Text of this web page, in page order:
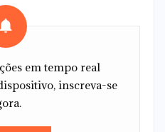
em tempo real
inscreva-se